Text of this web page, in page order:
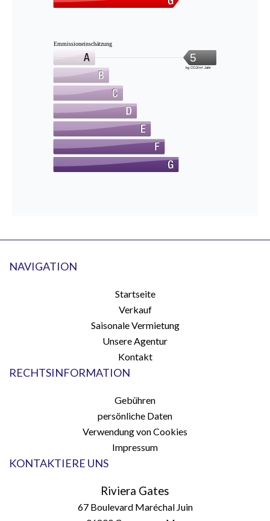
Emmissioneinschätzung
5
kg CO2/m².Jahr
NAVIGATION
Startseite
Verkauf
Saisonale Vermietung
Unsere Agentur
Kontakt
RECHTSINFORMATION
Gebühren
persönliche Daten
Verwendung von Cookies
Impressum
KONTAKTIERE UNS
Riviera Gates
67 Boulevard Maréchal Juin